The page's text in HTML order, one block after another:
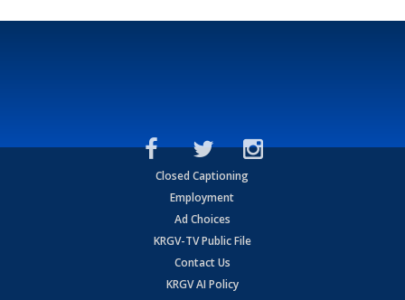
Closed Captioning
Employment
Ad Choices
KRGV-TV Public File
Contact Us
KRGV AI Policy